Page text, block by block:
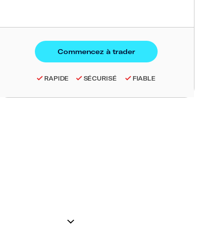
RAPIDE SÉCURISÉ FIABLE